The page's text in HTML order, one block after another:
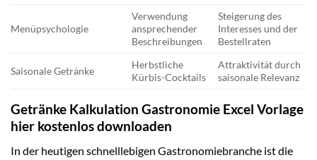
Menüpsychologie
Verwendung
ansprechender
Beschreibungen
Steigerung des
Interesses und der
Bestellraten
Saisonale Getränke
Herbstliche
Kürbis-Cocktails
Attraktivität durch
saisonale Relevanz
Getränke Kalkulation Gastronomie Excel Vorlage
hier kostenlos downloaden
In der heutigen schnelllebigen Gastronomiebranche ist die